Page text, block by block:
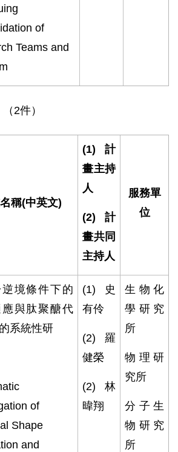
of
Teams and
2件）
稱(中英文)
(1) 計
畫主持
人
(2) 計
畫共同
主持人
服務單
位
境條件下的
與肽聚醣代
系統性研
of
Shape
and
(1)
史
有伶
(2) 羅
健榮
(2) 林
暐翔
生物化
學研究
所
物理研
究所
分子生
物研究
所